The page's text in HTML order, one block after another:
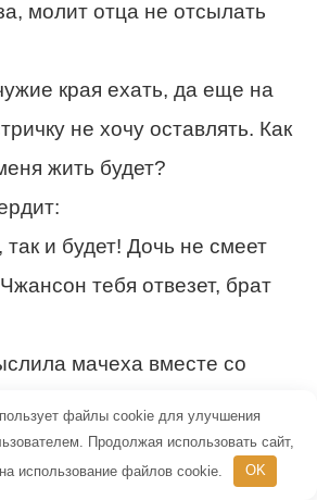
молит отца не отсылать
края ехать, да еще на
не хочу оставлять. Как
жить будет?
и будет! Дочь не смеет
тебя отвезет, брат
мачеха вместе со
Розу дожидается.
прощаться и
файлы cookie для улучшения
Продолжая использовать сайт,
использование файлов cookie.
OK